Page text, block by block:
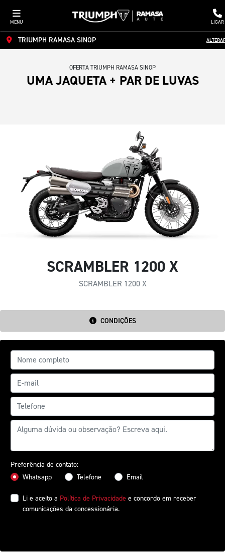
MENU LIGAR
TRIUMPH RAMASA SINOP
OFERTA TRIUMPH RAMASA SINOP
UMA JAQUETA + PAR DE LUVAS
SCRAMBLER 1200 X
SCRAMBLER 1200 X
CONDIÇÕES
Preferência de contato:
Whatsapp
Telefone Email
Li e aceito a Política de Privacidade e concordo em receber
comunicações da concessionária.